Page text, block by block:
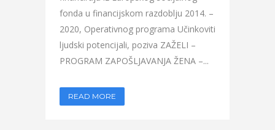
fonda u financijskom razdoblju 2014. –
2020, Operativnog programa Učinkoviti
ljudski potencijali, poziva ZAŽELI –
PROGRAM ZAPOŠLJAVANJA ŽENA –...
READ MORE